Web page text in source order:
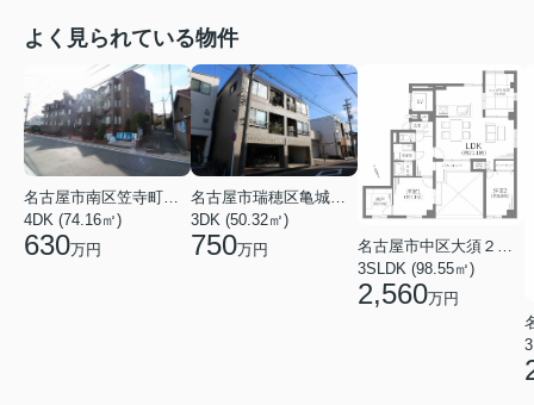
よく見られている物件
4DK (74.16㎡)
630万円
3DK (50.32㎡)
750万円
3SLDK (98.55㎡)
2,560万円